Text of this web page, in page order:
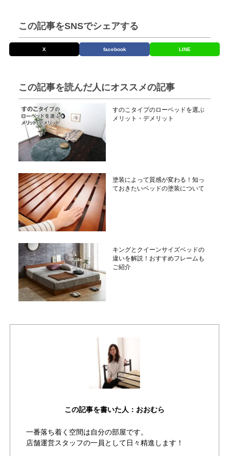
この記事をSNSでシェアする
X facebook LINE
この記事を読んだ人にオススメの記事
すのこタイプのローベッドを選ぶ
メリット・デメリット
塗装によって質感が変わる！知っ
ておきたいベッドの塗装について
キングとクイーンサイズベッドの
違いを解説！おすすめフレームも
ご紹介
この記事を書いた人：おおむら
一番落ち着く空間は自分の部屋です。
店舗運営スタッフの一員として日々精進します！